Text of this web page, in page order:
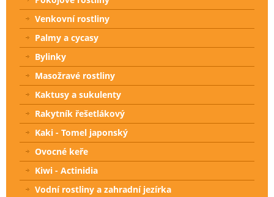
Venkovní rostliny
Palmy a cycasy
Bylinky
Masožravé rostliny
Kaktusy a sukulenty
Rakytník řešetlákový
Kaki - Tomel japonský
Ovocné keře
Kiwi - Actinidia
Vodní rostliny a zahradní jezírka